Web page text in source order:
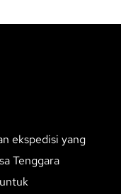
ekspedisi yang
Tenggara